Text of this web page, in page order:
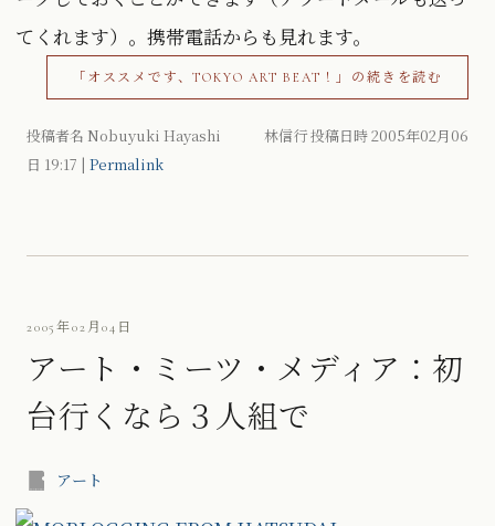
てくれます）。携帯電話からも見れます。
「オススメです、TOKYO ART BEAT！」の続きを読む
投稿者名 Nobuyuki Hayashi 林信行 投稿日時 2005年02月06
日 19:17 | Permalink
2005年02月04日
アート・ミーツ・メディア：初
台行くなら３人組で
アート